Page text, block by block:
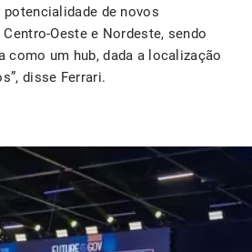
de novos
Oeste e Nordeste, sendo
como um hub, dada a localização
disse Ferrari.